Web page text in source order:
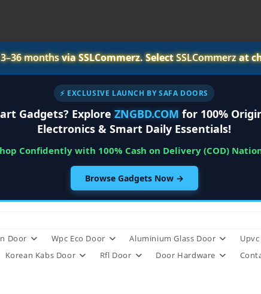
3–36 monthsvia SSLCommerz. SelectSSLCommerzat
⚡ EXCLUSIVE LAUNCH BY SAFA DOORS
Gadgets? Explore ZNGBD.COM for 100%
Electronics & Smart Daily Essentials!
Confidently with 100% Cash on Delivery (COD)
Browse Gadgets Now →
Door Wpc Eco Door Aluminium Glass Door
Korean Kabs Door
Rfl Door Door Hardware